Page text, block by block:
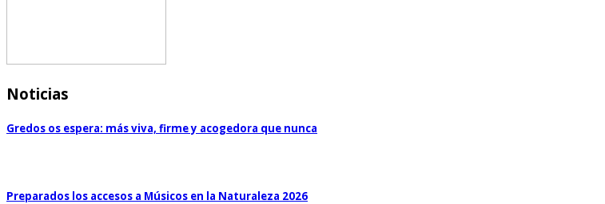
Noticias
Gredos os espera: más viva, firme y acogedora que nunca
Preparados los accesos a Músicos en la Naturaleza 2026